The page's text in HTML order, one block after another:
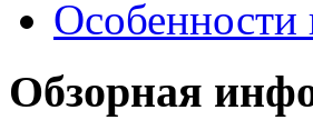
Особенности
Обзорная